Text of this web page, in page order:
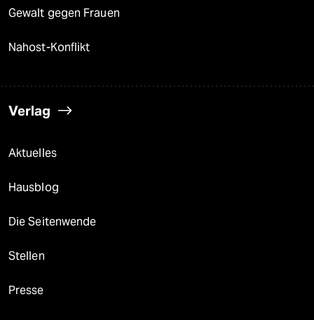
Gewalt gegen Frauen
Nahost-Konflikt
Verlag
Aktuelles
Hausblog
Die Seitenwende
Stellen
Presse